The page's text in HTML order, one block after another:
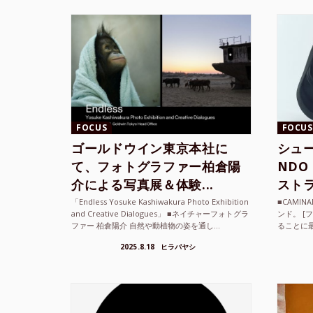
FOCUS
ゴールドウイン東京本社に
て、フォトグラファー柏倉陽
介による写真展＆体験...
「Endless Yosuke Kashiwakura Photo Exhibition
and Creative Dialogues」 ■ネイチャーフォトグラ
ファー 柏倉陽介 自然や動植物の姿を通し...
2025.8.18 ヒラバヤシ
FOCUS
シュ
NDO
スト
ンド。 [
ることに